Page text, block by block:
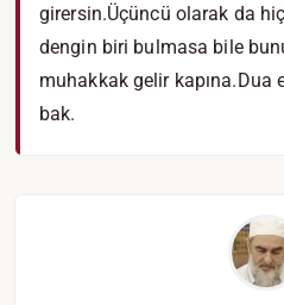
girersin.Üçüncü olarak da
dengin biri bulmasa bile
muhakkak gelir kapına.Dua
bak.